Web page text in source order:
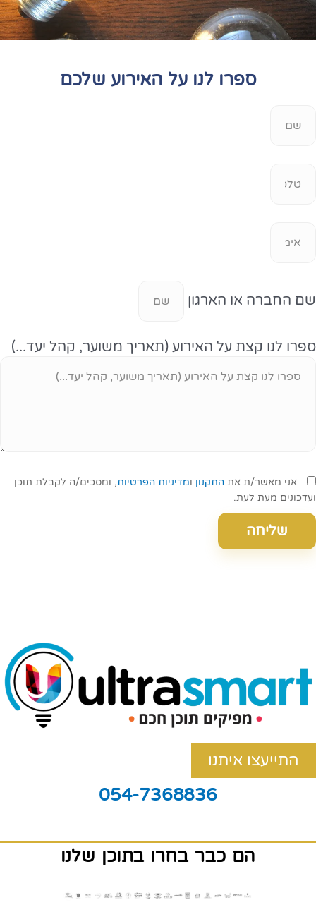
ספרו לנו על האירוע שלכם
שם החברה או הארגון
ספרו לנו קצת על האירוע (תאריך משוער, קהל יעד...)
אני מאשר/ת את התקנון ומדיניות הפרטיות, ומסכים/ה לקבלת תוכן
ועדכונים מעת לעת.
שליחה
התייעצו איתנו
054-7368836
הם כבר בחרו בתוכן שלנו